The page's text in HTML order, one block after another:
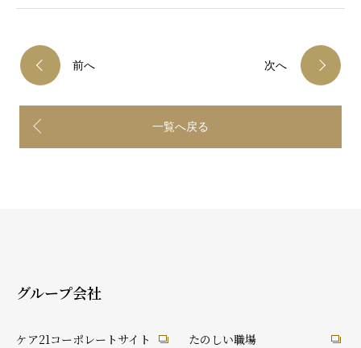
前へ
一覧へ戻る
次へ
グループ会社
ケア21コーポレートサイト たのしい職場